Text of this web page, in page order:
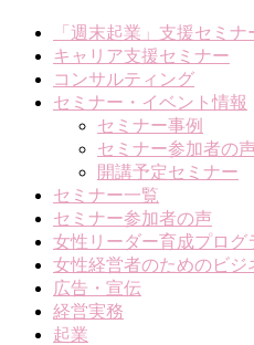
「週末起業」支援セミナ
キャリア支援セミナー
コンサルティング
セミナー・イベント情報
セミナー事例
セミナー参加者の声
開講予定セミナー
セミナー一覧
セミナー参加者の声
女性リーダー育成プログ
女性経営者のためのビジ
広告・宣伝
経営実務
起業